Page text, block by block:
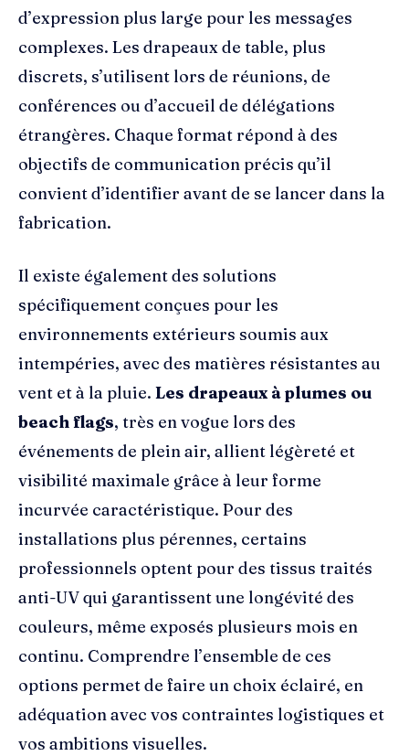
d’expression plus large pour les messages
complexes. Les drapeaux de table, plus
discrets, s’utilisent lors de réunions, de
conférences ou d’accueil de délégations
étrangères. Chaque format répond à des
objectifs de communication précis qu’il
convient d’identifier avant de se lancer dans la
fabrication.
Il existe également des solutions
spécifiquement conçues pour les
environnements extérieurs soumis aux
intempéries, avec des matières résistantes au
vent et à la pluie. Les drapeaux à plumes ou
beach flags, très en vogue lors des
événements de plein air, allient légèreté et
visibilité maximale grâce à leur forme
incurvée caractéristique. Pour des
installations plus pérennes, certains
professionnels optent pour des tissus traités
anti-UV qui garantissent une longévité des
couleurs, même exposés plusieurs mois en
continu. Comprendre l’ensemble de ces
options permet de faire un choix éclairé, en
adéquation avec vos contraintes logistiques et
vos ambitions visuelles.